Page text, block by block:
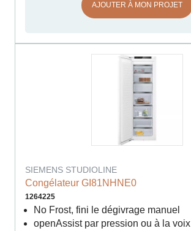
AJOUTER À MON PROJET
SIEMENS STUDIOLINE
Congélateur GI81NHNE0
1264225
No Frost, fini le dégivrage manuel
openAssist par pression ou à la voix